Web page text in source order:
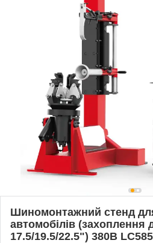
Шиномонтажний стенд
автомобілів (захоплення
17.5/19.5/22.5") 380B